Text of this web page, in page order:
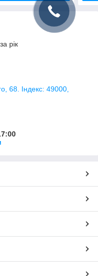
рік
68. Індекс: 49000,